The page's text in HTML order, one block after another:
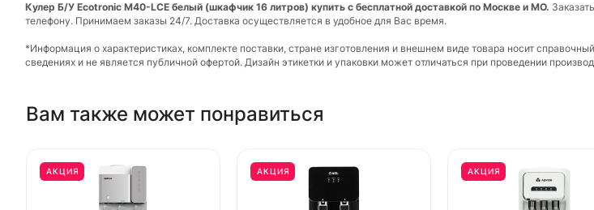
Кулер Б/У Ecotronic M40-LCE белый (шкафчик 16 литров) купить с бесплатной доставкой по Москве и МО.
телефону. Принимаем заказы 24/7. Доставка осуществляется в удобное для Вас время.
*Информация о характеристиках, комплекте поставки, стране изготовления и внешнем виде товара носит
сведениях и не является публичной офертой. Дизайн этикетки и упаковки может отличаться при проведении
Вам также может понравиться
АКЦИЯ АКЦИЯ АКЦИЯ